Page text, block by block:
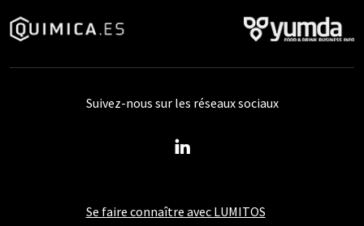
Se faire connaître avec LUMITOS
Suivez-nous sur les réseaux sociaux